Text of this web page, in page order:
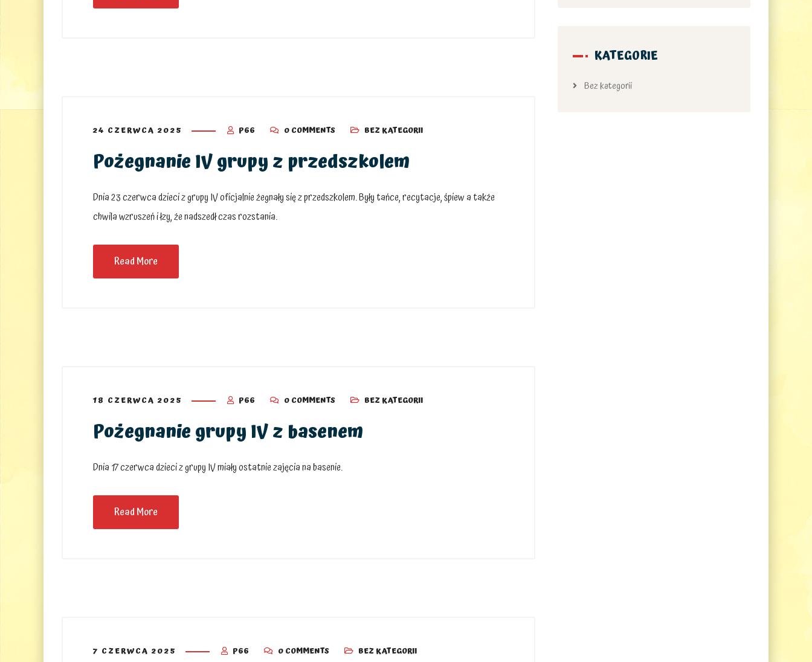
24 CZERWCA 2025 P66 0 COMMENTS BEZ KATEGORII
Pożegnanie IV grupy z przedszkolem
Dnia 23 czerwca dzieci z grupy IV oficjalnie żegnały się z przedszkolem. Były tańce, recytacje, śpiew a także
chwila wzruszeń i łzy, że nadszedł czas rozstania.
Read More
18 CZERWCA 2025 P66 0 COMMENTS BEZ KATEGORII
Pożegnanie grupy IV z basenem
Dnia 17 czerwca dzieci z grupy IV miały ostatnie zajęcia na basenie.
Read More
7 CZERWCA 2025 P66 0 COMMENTS BEZ KATEGORII
KATEGORIE
Bez kategorii